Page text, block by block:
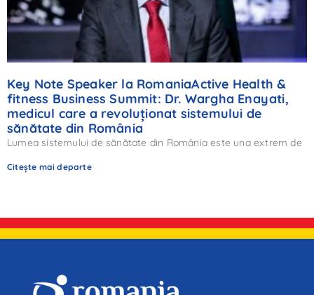
Key Note Speaker la RomaniaActive Health &
fitness Business Summit: Dr. Wargha Enayati,
medicul care a revoluționat sistemului de
sănătate din România
Lumea sistemului de sănătate din România este una extrem de
Citește mai departe